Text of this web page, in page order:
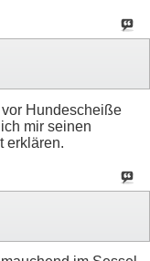
Hundescheiße
mir seinen
erklären.